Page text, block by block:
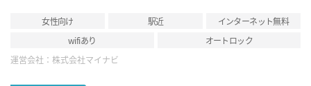
女性向け 駅近
インターネット無料
wifiあり
オートロック
運営会社： 株式会社マイナビ